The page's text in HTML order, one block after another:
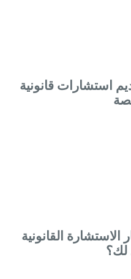
استشارات قانونية
القانونية
لك؟